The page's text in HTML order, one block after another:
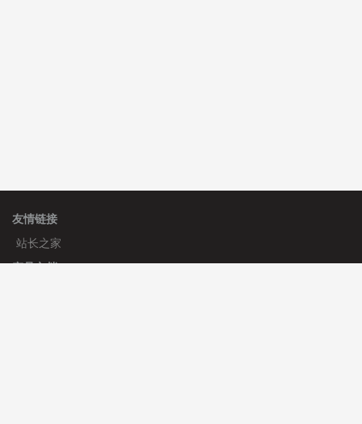
友情链接
站长之家
产品文档